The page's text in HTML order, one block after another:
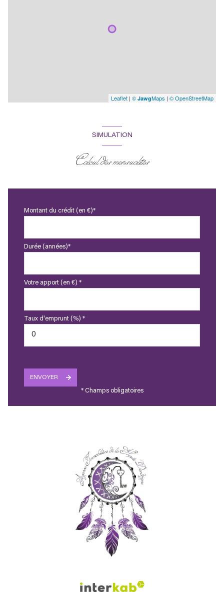
Leaflet | © JawgMaps | © OpenStreetMap
SIMULATION
Calcul des mensualités
Montant du crédit (en €)*
Durée (années)*
Votre apport (en €) *
Taux d'emprunt (%) *
ENVOYER
* Champs obligatoires